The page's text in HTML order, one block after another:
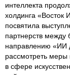
интеллекта
холдинга
посвятила
партнерств
направлению «ИИ
рассмотреть меры
в сфере